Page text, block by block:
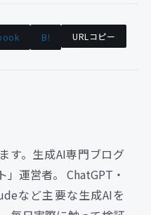
B! URLコピー
す。生成AI専門ブログ
」運営者。 ChatGPT・
など主要な生成AIを